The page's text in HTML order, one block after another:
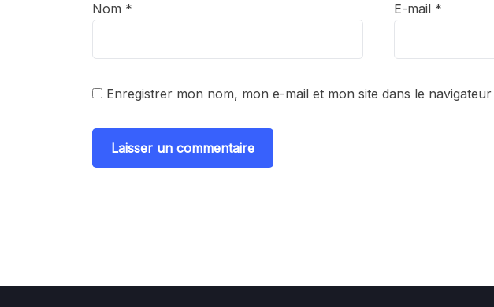
Nom * E-mail *
Enregistrer mon nom, mon e-mail et mon site dans le